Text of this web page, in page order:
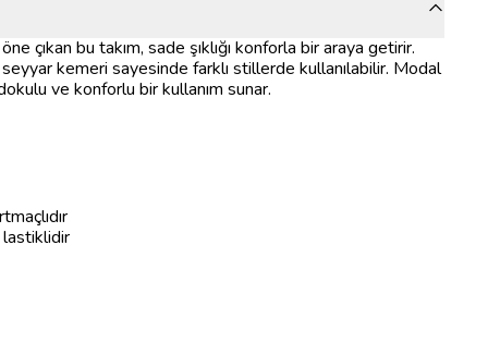
çıkan bu takım, sade şıklığı konforla bir araya getirir.
kemeri sayesinde farklı stillerde kullanılabilir. Modal
ve konforlu bir kullanım sunar.
lastiklidir